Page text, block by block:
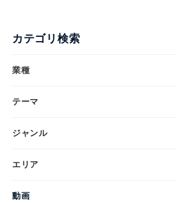
カテゴリ検索
業種
テーマ
ジャンル
エリア
動画